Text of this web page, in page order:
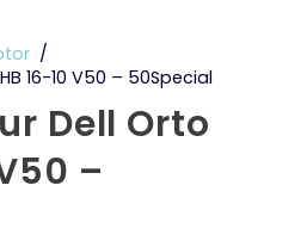
/
16-10 V50 – 50Special
Dell Orto
–